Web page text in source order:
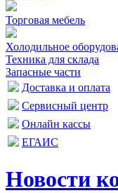
Торговая мебель
Холодильное
Техника для склада
Запасные части
Доставка и оплата
Сервисный центр
Онлайн кассы
ЕГАИС
Новости